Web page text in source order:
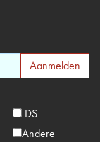
DS
Andere